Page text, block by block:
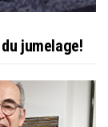
jumelage!